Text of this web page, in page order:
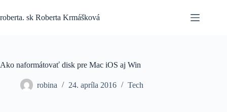
content
roberta. sk Roberta Krmášková
Ako naformátovať disk pre Mac iOS aj Win
robina 24. apríla 2016 Tech